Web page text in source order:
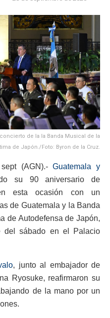
de la la Banda Musical de la
de Japón./Foto: Byron de la Cruz.
(AGN).-Guatemala y
su 90 aniversario de
esta ocasión con un
de Guatemala y la Banda
de Autodefensa de Japón,
sábado en el Palacio
, junto al embajador de
Ryosuke, reafirmaron su
de la mano por un